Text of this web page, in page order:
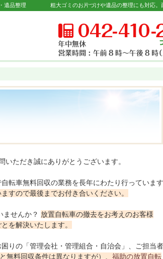
遺品整理
ただき誠にありがとうございます。
転車無料回収の業務を長年にわたり行っています
すので最後までお付き合いください。
ませんか？ 放置自転車の撤去をお考えのお客様
を解決いたします。
りの「管理会社・管理組合・自治会」、ご担当者
無料回収条件は異なりますが） 、 福助の放置自転